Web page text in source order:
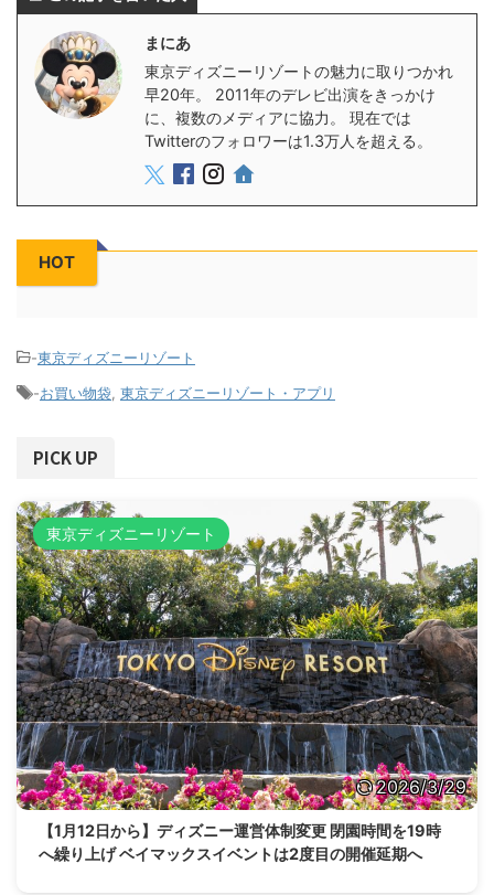
まにあ
東京ディズニーリゾートの魅力に取りつかれ
早20年。 2011年のデレビ出演をきっかけ
に、複数のメディアに協力。 現在では
Twitterのフォロワーは1.3万人を超える。
HOT
-東京ディズニーリゾート
-お買い物袋 東京ディズニーリゾート・アプリ
PICK UP
東京ディズニーリゾート
2026/3/29
【1月12日から】ディズニー運営体制変更 閉園時間を19時
へ繰り上げ ベイマックスイベントは2度目の開催延期へ